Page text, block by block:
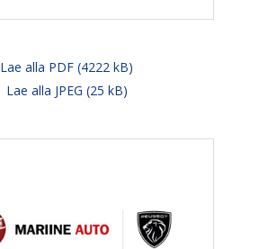
Lae alla PDF (4222 kB)
Lae alla JPEG (25 kB)